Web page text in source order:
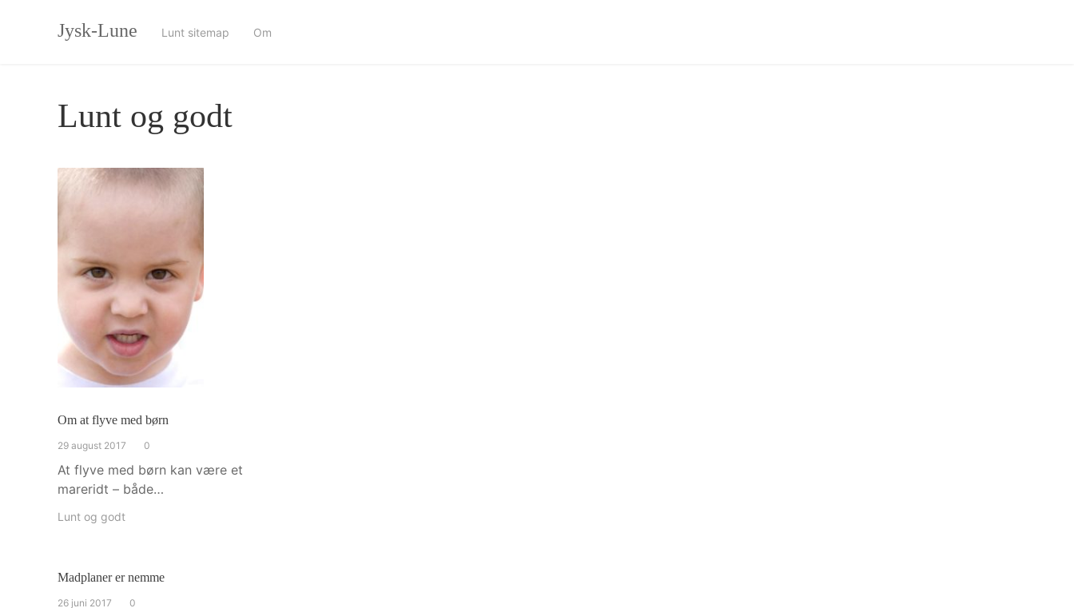
Jysk-Lune Lunt sitemap Om
Lunt og godt
Om at flyve med børn
29 august 2017 0
At flyve med børn kan være et
mareridt – både…
Lunt og godt
Madplaner er nemme
26 juni 2017 0